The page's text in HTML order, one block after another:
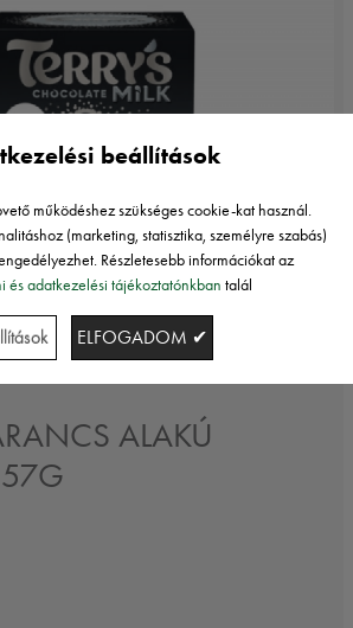
ALAKÚ
beállítások
működéshez szükséges cookie-kat használ.
(marketing, statisztika, személyre szabás)
Részletesebb információkat az
és adatkezelési tájékoztatónkban talál
ELFOGADOM ✔